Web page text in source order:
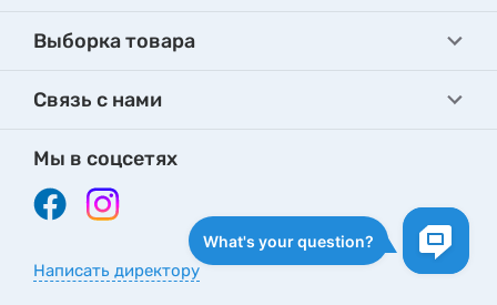
Выборка товара
Связь с нами
Мы в соцсетях
Написать директору